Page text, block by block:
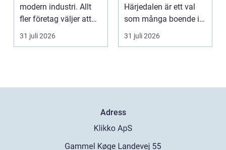
modern industri. Allt
fler företag väljer att
lägga ut...
31 juli 2026
Härjedalen är ett val
som många boende i
denna vackra del av
Sverige gör fö...
31 juli 2026
Adress